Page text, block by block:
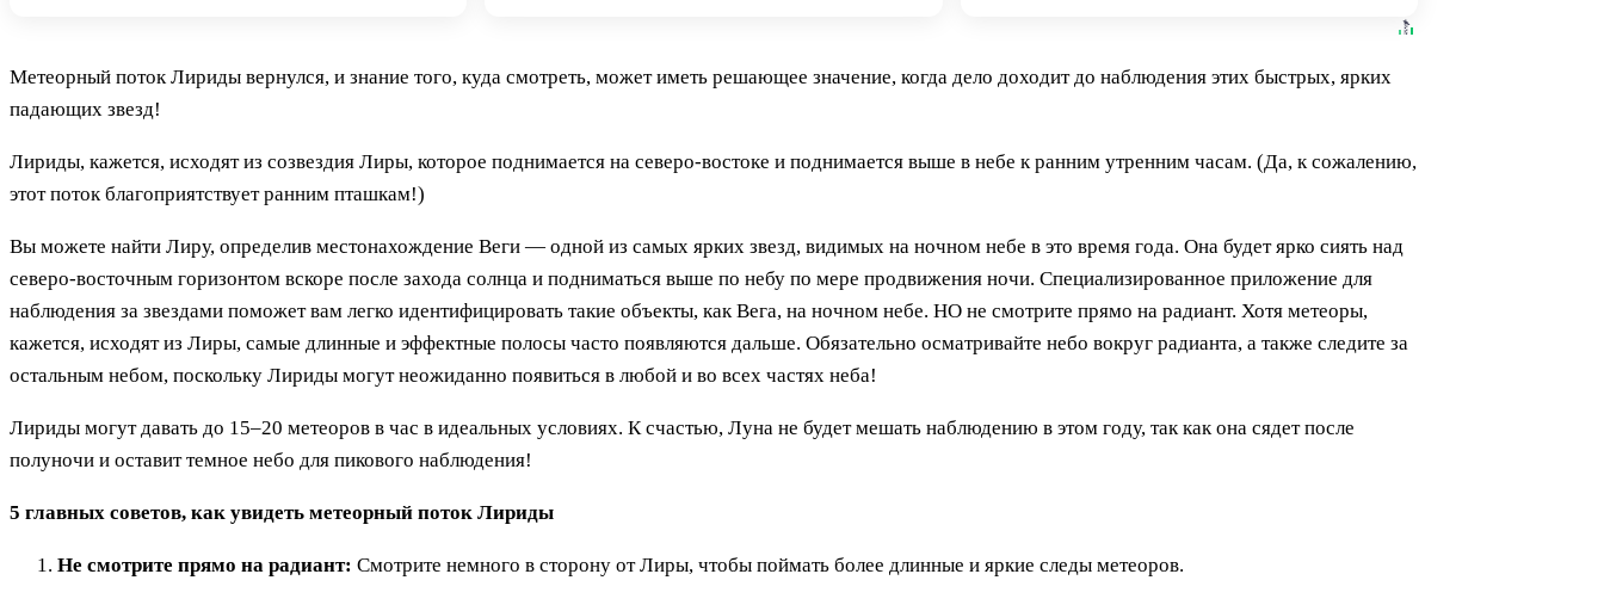
Метеорный поток Лириды вернулся, и знание того, куда смотреть, может иметь решающее значение, когда дело доходит до наблюдения этих быстрых, ярких
падающих звезд!
Лириды, кажется, исходят из созвездия Лиры, которое поднимается на северо-востоке и поднимается выше в небе к ранним утренним часам. (Да, к сожалению,
этот поток благоприятствует ранним пташкам!)
Вы можете найти Лиру, определив местонахождение Веги — одной из самых ярких звезд, видимых на ночном небе в это время года. Она будет ярко сиять над
северо-восточным горизонтом вскоре после захода солнца и подниматься выше по небу по мере продвижения ночи. Специализированное приложение для
наблюдения за звездами поможет вам легко идентифицировать такие объекты, как Вега, на ночном небе. НО не смотрите прямо на радиант. Хотя метеоры,
кажется, исходят из Лиры, самые длинные и эффектные полосы часто появляются дальше. Обязательно осматривайте небо вокруг радианта, а также следите за
остальным небом, поскольку Лириды могут неожиданно появиться в любой и во всех частях неба!
Лириды могут давать до 15–20 метеоров в час в идеальных условиях. К счастью, Луна не будет мешать наблюдению в этом году, так как она сядет после
полуночи и оставит темное небо для пикового наблюдения!
5 главных советов, как увидеть метеорный поток Лириды
Не смотрите прямо на радиант: Смотрите немного в сторону от Лиры, чтобы поймать более длинные и яркие следы метеоров.